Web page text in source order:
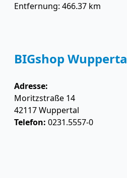
Entfernung: 466.37 km
BIGshop
Adresse:
Moritzstraße 14
42117Wuppertal
Telefon: 0231.5557-0